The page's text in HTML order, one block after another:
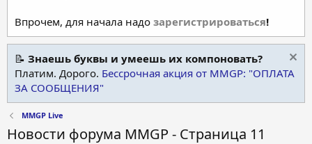
Впрочем, для начала надо зарегистрироваться!
📝 Знаешь буквы и умеешь их компоновать?
Платим. Дорого. Бессрочная акция от MMGP: "ОПЛАТА
ЗА СООБЩЕНИЯ"
MMGP Live
Новости форума MMGP - Страница 11